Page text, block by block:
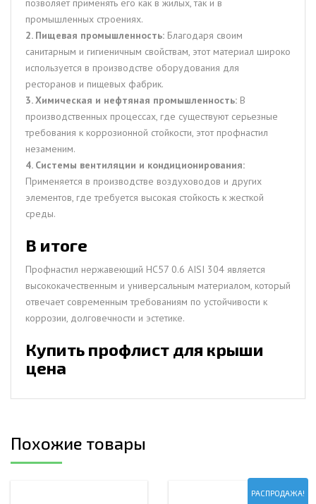
промышленных строениях.
2. Пищевая промышленность: Благодаря своим
санитарным и гигиеничным свойствам, этот материал широко
используется в производстве оборудования для
ресторанов и пищевых фабрик.
3. Химическая и нефтяная промышленность: В
производственных процессах, где существуют серьезные
требования к коррозионной стойкости, этот профнастил
незаменим.
4. Системы вентиляции и кондиционирования:
Применяется в производстве воздуховодов и других
элементов, где требуется высокая стойкость к жесткой
среды.
В итоге
Профнастил нержавеющий НС57 0.6 AISI 304 является
высококачественным и универсальным материалом, который
отвечает современным требованиям по устойчивости к
коррозии, долговечности и эстетике.
Купить профлист для крыши
цена
Похожие товары
РАСПРОДАЖА!